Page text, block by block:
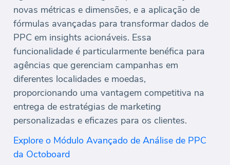
novas métricas e dimensões, e a aplicação de
fórmulas avançadas para transformar dados de
PPC em insights acionáveis. Essa
funcionalidade é particularmente benéfica para
agências que gerenciam campanhas em
diferentes localidades e moedas,
proporcionando uma vantagem competitiva na
entrega de estratégias de marketing
personalizadas e eficazes para os clientes.
Explore o Módulo Avançado de Análise de PPC
da Octoboard